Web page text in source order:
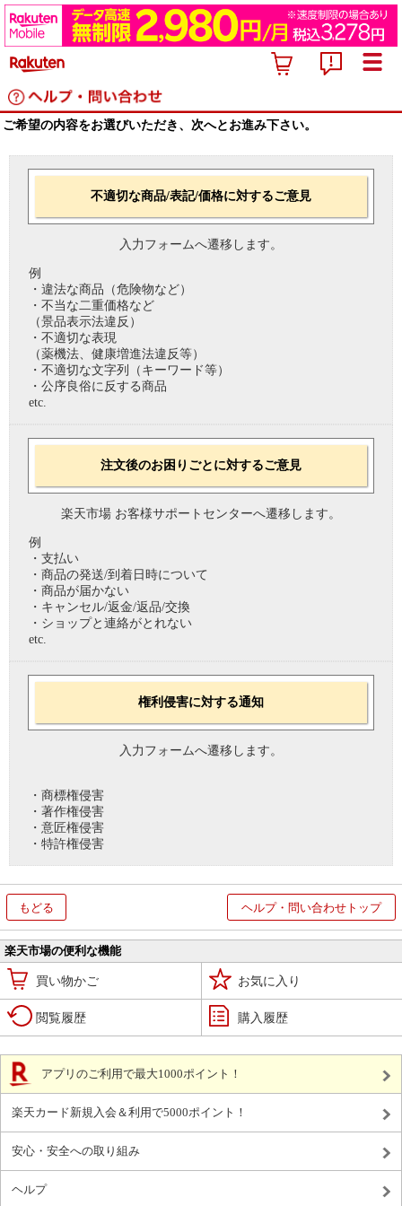
ご希望の内容をお選びいただき、次へとお進み下さい。
不適切な商品/表記/価格に対するご意見
入力フォームへ遷移します。
例
・違法な商品（危険物など）
・不当な二重価格など
（景品表示法違反）
・不適切な表現
（薬機法、健康増進法違反等）
・不適切な文字列（キーワード等）
・公序良俗に反する商品
etc.
注文後のお困りごとに対するご意見
楽天市場 お客様サポートセンターへ遷移します。
例
・支払い
・商品の発送/到着日時について
・商品が届かない
・キャンセル/返金/返品/交換
・ショップと連絡がとれない
etc.
権利侵害に対する通知
入力フォームへ遷移します。
・商標権侵害
・著作権侵害
・意匠権侵害
・特許権侵害
もどる ヘルプ・問い合わせトップ
楽天市場の便利な機能
買い物かご お気に入り
閲覧履歴 購入履歴
アプリのご利用で最大1000ポイント！
楽天カード新規入会＆利用で5000ポイント！
安心・安全への取り組み
ヘルプ